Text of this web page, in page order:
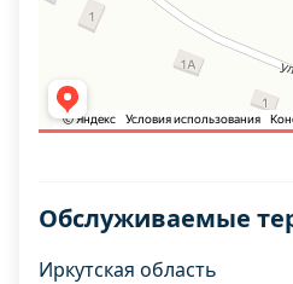
Обслуживаемые
Иркутская область